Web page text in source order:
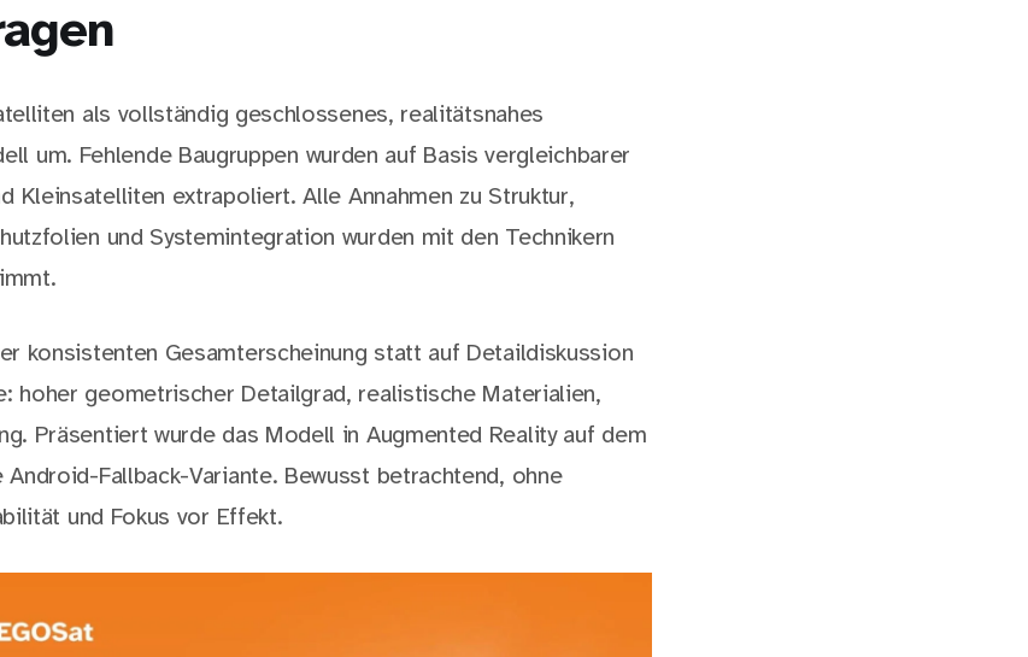
als vollständig geschlossenes, realitätsnahes
um. Fehlende Baugruppen wurden auf Basis vergleichbarer
Kleinsatelliten extrapoliert. Alle Annahmen zu Struktur,
und Systemintegration wurden mit den Technikern
konsistenten Gesamterscheinung statt auf Detaildiskussion
hoher geometrischer Detailgrad, realistische Materialien,
Präsentiert wurde das Modell in Augmented Reality auf dem
Android-Fallback-Variante. Bewusst betrachtend, ohne
und Fokus vor Effekt.